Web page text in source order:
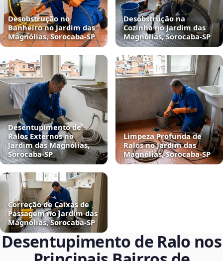
Desobstrução no
Banheiro no Jardim das
Magnólias, Sorocaba‑SP
Desobstrução na
Cozinha no Jardim das
Magnólias, Sorocaba‑SP
Desentupimento de
Ralos Externos no
Jardim das Magnólias,
Sorocaba‑SP
Limpeza Profunda de
Ralos no Jardim das
Magnólias, Sorocaba‑SP
Correção de Caixas de
Passagem no Jardim das
Magnólias, Sorocaba‑SP
Desentupimento de Ralo nos